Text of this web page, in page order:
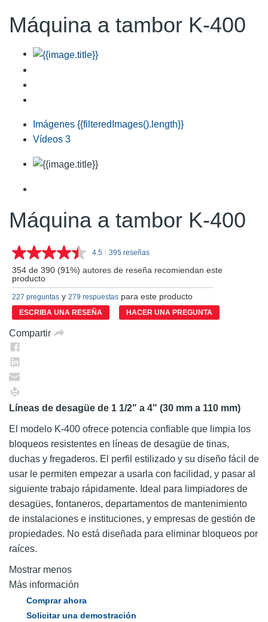
Máquina a tambor K-400
Imágenes {{filteredImages().length}}
Vídeos 3
Máquina a tambor K-400
4.5 Lea
395
reseñas.
Enlace
en
la
misma
| 395 reseñas
354 de 390 (91%) autores de reseña recomiendan este
producto
227 preguntas y 279 respuestas para este producto
ESCRIBA UNA RESEÑA HACER UNA PREGUNTA
Compartir
Líneas de desagüe de 1 1/2" a 4" (30 mm a 110 mm)
El modelo K-400 ofrece potencia confiable que limpia los
bloqueos resistentes en líneas de desagüe de tinas,
duchas y fregaderos. El perfil estilizado y su diseño fácil de
usar le permiten empezar a usarla con facilidad, y pasar al
siguiente trabajo rápidamente. Ideal para limpiadores de
desagües, fontaneros, departamentos de mantenimiento
de instalaciones e instituciones, y empresas de gestión de
propiedades. No está diseñada para eliminar bloqueos por
raíces.
Mostrar menos
Más información
Comprar ahora
Solicitar una demostración